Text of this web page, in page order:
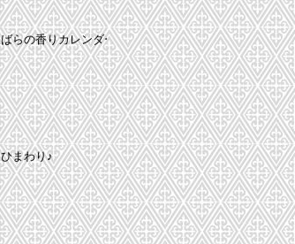
ばらの香りカレンダー
ひまわり♪